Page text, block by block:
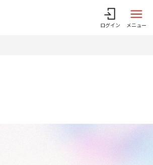
ログイン メニュー